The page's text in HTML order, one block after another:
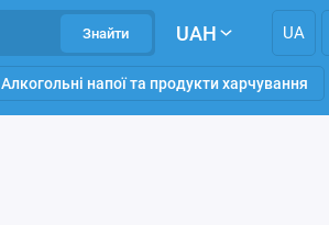
Знайти UAH UA
Алкогольні напої та продукти харчування